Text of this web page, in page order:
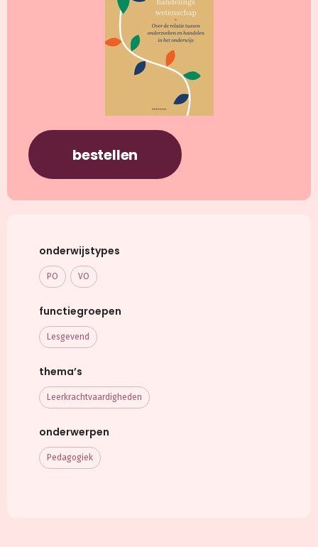
bestellen
onderwijstypes
PO VO
functiegroepen
Lesgevend
thema’s
Leerkracht­vaardigheden
onderwerpen
Pedagogiek